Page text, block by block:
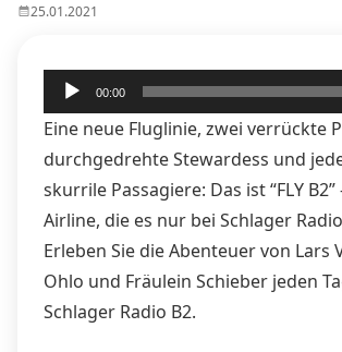
25.01.2021
Audio-
Player
00:00
Eine neue Fluglinie, zwei verrückte
durchgedrehte Stewardess und
skurrile Passagiere: Das ist “FLY
Airline, die es nur bei Schlager
Erleben Sie die Abenteuer von Lars
Ohlo und Fräulein Schieber jeden
Schlager Radio B2.